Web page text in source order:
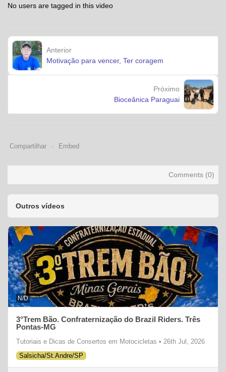
No users are tagged in this video
Anterior
Motivação para vencer, Ter coragem
Próximo
Bioceânica Paraguai
Compartilhar Embed
Comments (0)
Outros vídeos
N/D
3°Trem Bão. Confraternização do Brazil Riders. Três
Pontas-MG
Tutoriais e Dicas de Consertos em Motocicletas • 26th Jul, 2026
Salsicha/St.Andre/SP